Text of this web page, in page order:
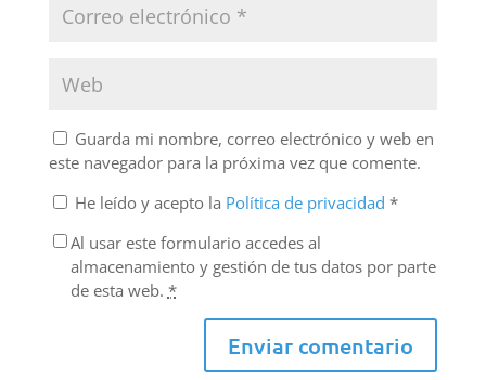
Guarda mi nombre, correo electrónico y web en
este navegador para la próxima vez que comente.
He leído y acepto la Política de privacidad *
Al usar este formulario accedes al
almacenamiento y gestión de tus datos por parte
de esta web. *